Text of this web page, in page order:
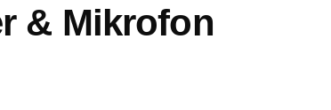
& Mikrofon